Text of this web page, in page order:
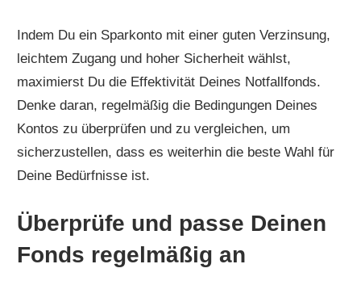
Indem Du ein Sparkonto mit einer guten Verzinsung,
leichtem Zugang und hoher Sicherheit wählst,
maximierst Du die Effektivität Deines Notfallfonds.
Denke daran, regelmäßig die Bedingungen Deines
Kontos zu überprüfen und zu vergleichen, um
sicherzustellen, dass es weiterhin die beste Wahl für
Deine Bedürfnisse ist.
Überprüfe und passe Deinen
Fonds regelmäßig an